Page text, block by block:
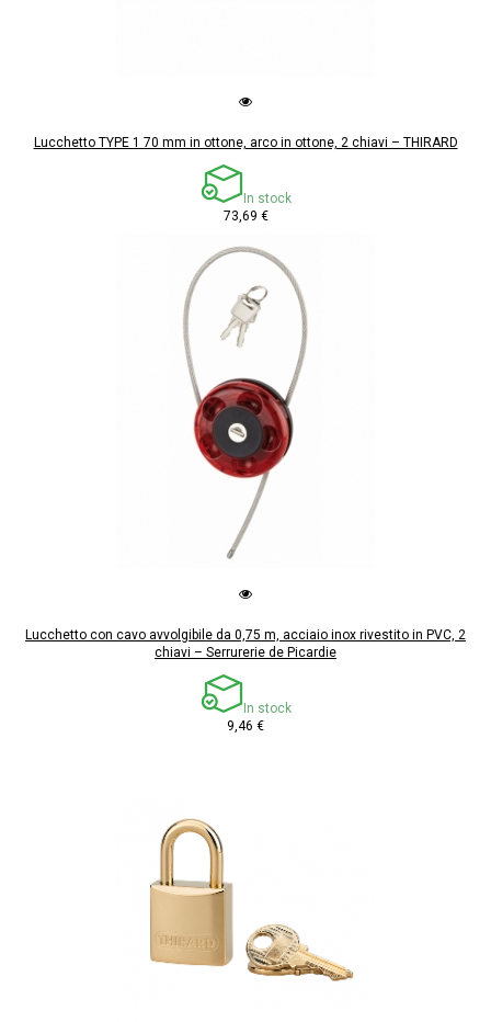
Lucchetto TYPE 1 70 mm in ottone, arco in ottone, 2 chiavi – THIRARD
In stock
73,69 €
Lucchetto con cavo avvolgibile da 0,75 m, acciaio inox rivestito in PVC, 2
chiavi – Serrurerie de Picardie
In stock
9,46 €